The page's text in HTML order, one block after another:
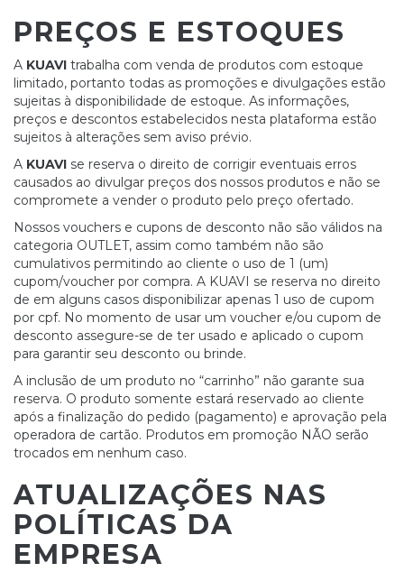
PREÇOS E ESTOQUES
A KUAVI trabalha com venda de produtos com estoque
limitado, portanto todas as promoções e divulgações estão
sujeitas à disponibilidade de estoque. As informações,
preços e descontos estabelecidos nesta plataforma estão
sujeitos à alterações sem aviso prévio.
A KUAVI se reserva o direito de corrigir eventuais erros
causados ao divulgar preços dos nossos produtos e não se
compromete a vender o produto pelo preço ofertado.
Nossos vouchers e cupons de desconto não são válidos na
categoria OUTLET, assim como também não são
cumulativos permitindo ao cliente o uso de 1 (um)
cupom/voucher por compra. A KUAVI se reserva no direito
de em alguns casos disponibilizar apenas 1 uso de cupom
por cpf. No momento de usar um voucher e/ou cupom de
desconto assegure-se de ter usado e aplicado o cupom
para garantir seu desconto ou brinde.
A inclusão de um produto no “carrinho” não garante sua
reserva. O produto somente estará reservado ao cliente
após a finalização do pedido (pagamento) e aprovação pela
operadora de cartão. Produtos em promoção NÃO serão
trocados em nenhum caso.
ATUALIZAÇÕES NAS
POLÍTICAS DA
EMPRESA